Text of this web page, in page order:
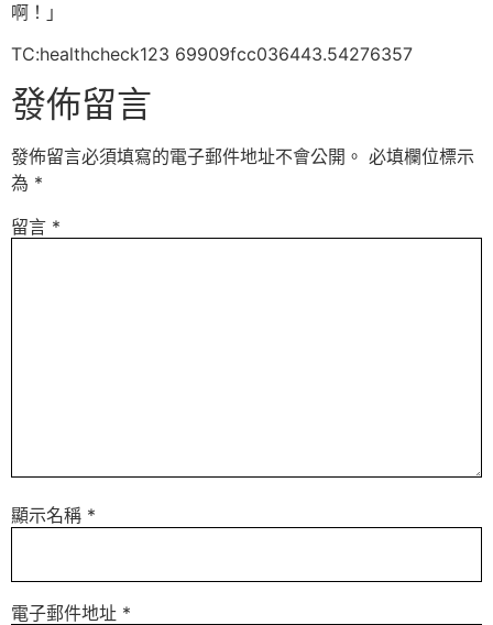
啊！」
TC:healthcheck123 69909fcc036443.54276357
發佈留言
發佈留言必須填寫的電子郵件地址不會公開。 必填欄位標示
為 *
留言 *
顯示名稱 *
電子郵件地址 *